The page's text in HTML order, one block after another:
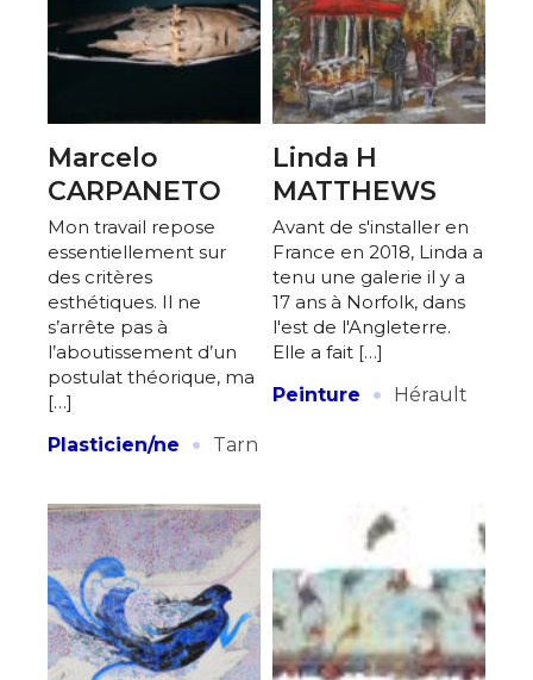
Marcelo
CARPANETO
Mon travail repose
essentiellement sur
des critères
esthétiques. Il ne
s’arrête pas à
l’aboutissement d’un
postulat théorique, ma
[…]
Plasticien/ne
· Tarn
Linda H
MATTHEWS
Avant de s'installer en
France en 2018, Linda a
tenu une galerie il y a
17 ans à Norfolk, dans
l'est de l'Angleterre.
Elle a fait […]
Peinture
· Hérault